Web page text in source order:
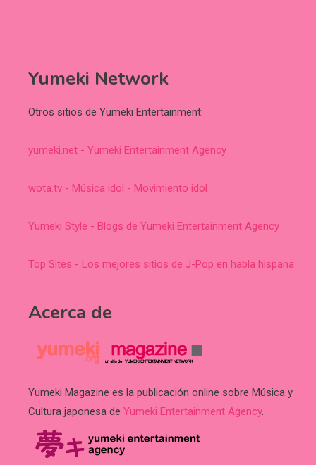
Yumeki Network
Otros sitios de Yumeki Entertainment:
yumeki.net - Yumeki Entertainment Agency
wota.tv - Música idol - Movimiento idol
Yumeki Style - Blogs de Yumeki Entertainment Agency
Top Sites - Los mejores sitios de J-Pop en habla hispana
Acerca de
Yumeki Magazine es la publicación online sobre Música y
Cultura japonesa de Yumeki Entertainment Agency.